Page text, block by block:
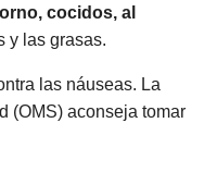
cocidos, al
y las grasas.
las náuseas. La
(OMS) aconseja tomar